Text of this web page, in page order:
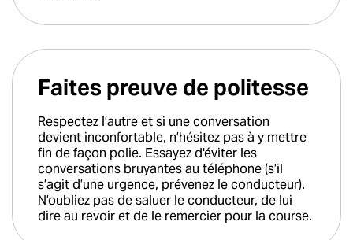
Faites preuve de politesse
Respectez l’autre et si une conversation
devient inconfortable, n’hésitez pas à y mettre
fin de façon polie. Essayez d'éviter les
conversations bruyantes au téléphone (s’il
s’agit d’une urgence, prévenez le conducteur).
N’oubliez pas de saluer le conducteur, de lui
dire au revoir et de le remercier pour la course.